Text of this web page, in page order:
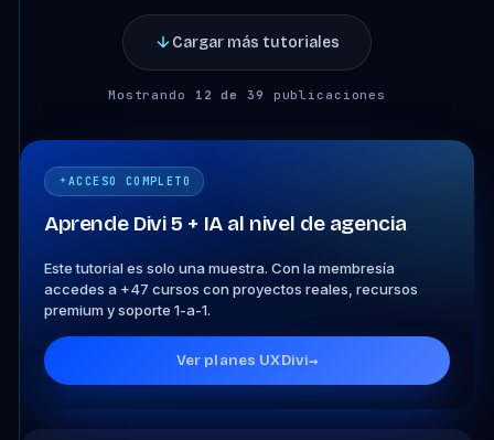
ACCESO COMPLETO
Aprende Divi 5 + IA al nivel de agencia
Este tutorial es solo una muestra. Con la membresía
accedes a +47 cursos con proyectos reales, recursos
premium y soporte 1-a-1.
Ver planes UXDivi→
Cargar más tutoriales
Mostrando 12 de 39 publicaciones